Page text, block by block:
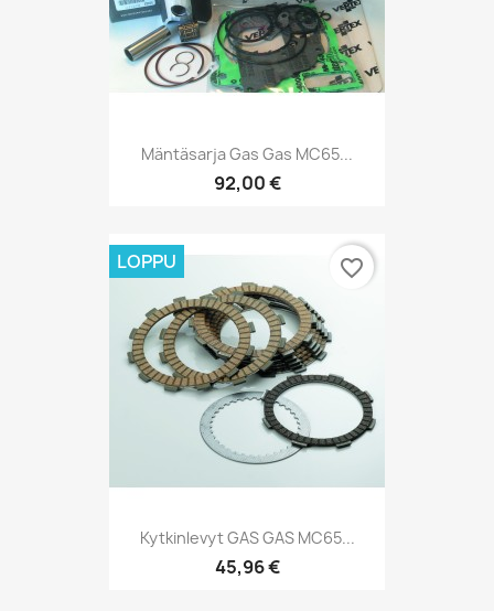
Mäntäsarja Gas Gas MC65...
92,00 €
Kytkinlevyt GAS GAS MC65...
45,96 €
LOPPU favorite_border